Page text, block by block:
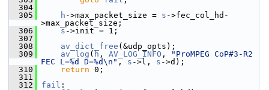
  304
  305
h ->max_packet_size = s ->fec_col_hd-
>max_packet_size;
  306
s ->init = 1;
  307
  308
av_dict_free (&udp_opts);
  309
av_log ( h , AV_LOG_INFO ,
"ProMPEG CoP#3-R2
FEC L=%d D=%d\n" , s ->l, s ->d);
  310
return 0;
  311
  312
fail :